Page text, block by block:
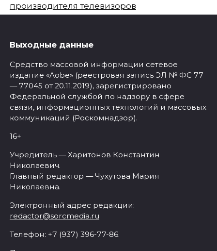
производителя телевизоров
Выходные данные
Средство массовой информации сетевое
издание «Aobe» (реестровая запись ЭЛ № ФС 77
— 77045 от 20.11.2019), зарегистрировано
Федеральной службой по надзору в сфере
связи, информационных технологий и массовых
коммуникаций (Роскомнадзор).
16+
Учредитель — Харитонов Константин
Николаевич.
Главный редактор — Чухутова Мария
Николаевна.
Электронный адрес редакции:
redactor@sorcmedia.ru
Телефон: +7 (937) 396-77-86.